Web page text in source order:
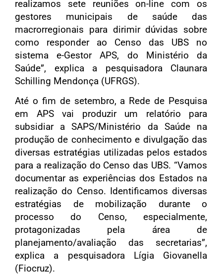
realizamos sete reuniões on-line com os
gestores municipais de saúde das
macrorregionais para dirimir dúvidas sobre
como responder ao Censo das UBS no
sistema e-Gestor APS, do Ministério da
Saúde”, explica a pesquisadora Claunara
Schilling Mendonça (UFRGS).
Até o fim de setembro, a Rede de Pesquisa
em APS vai produzir um relatório para
subsidiar a SAPS/Ministério da Saúde na
produção de conhecimento e divulgação das
diversas estratégias utilizadas pelos estados
para a realização do Censo das UBS. “Vamos
documentar as experiências dos Estados na
realização do Censo. Identificamos diversas
estratégias de mobilização durante o
processo do Censo, especialmente,
protagonizadas pela área de
planejamento/avaliação das secretarias”,
explica a pesquisadora Lígia Giovanella
(Fiocruz).